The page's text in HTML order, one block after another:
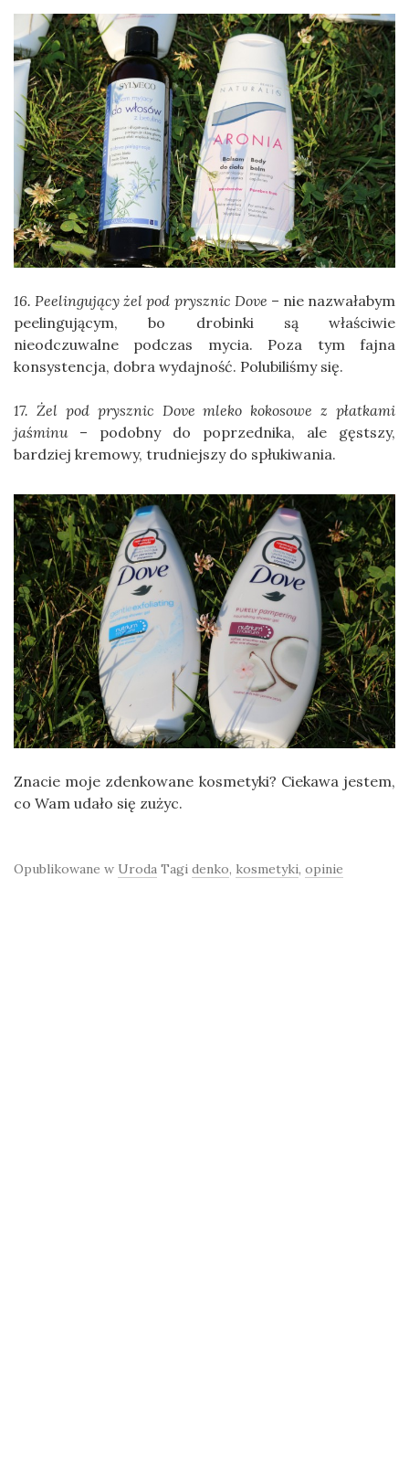
16. Peelingujący żel pod prysznic Dove – nie nazwałabym
peelingującym, bo drobinki są właściwie
nieodczuwalne podczas mycia. Poza tym fajna
konsystencja, dobra wydajność. Polubiliśmy się.
17. Żel pod prysznic Dove mleko kokosowe z płatkami
jaśminu– podobny do poprzednika, ale gęstszy,
bardziej kremowy, trudniejszy do spłukiwania.
Znacie moje zdenkowane kosmetyki? Ciekawa jestem,
co Wam udało się zużyc.
Opublikowane w Uroda Tagi denko, kosmetyki, opinie